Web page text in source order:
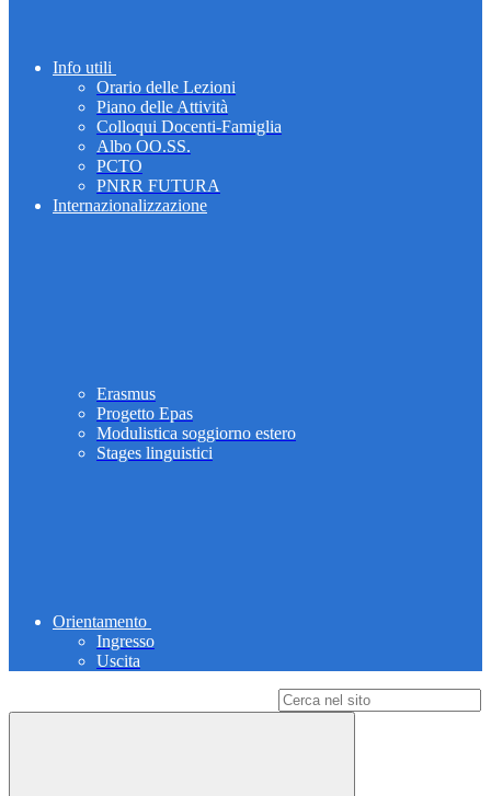
Info utili
Orario delle Lezioni
Piano delle Attività
Colloqui Docenti-Famiglia
Albo OO.SS.
PCTO
PNRR FUTURA
Internazionalizzazione
Erasmus
Progetto Epas
Modulistica soggiorno estero
Stages linguistici
Orientamento
Ingresso
Uscita